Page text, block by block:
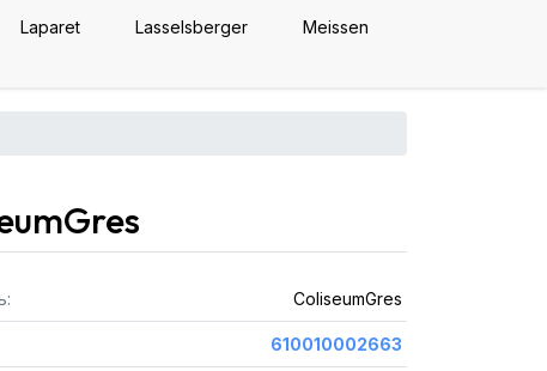
Laparet Lasselsberger Meissen
ColiseumGres
610010002663